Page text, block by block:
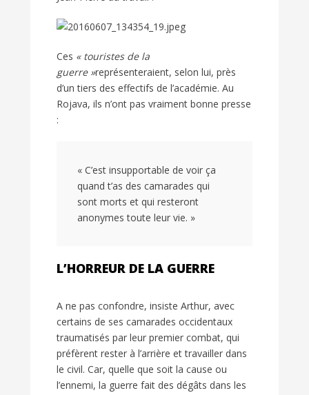
Ces « touristes de la
guerre »représenteraient, selon lui, près
d’un tiers des effectifs de l’académie. Au
Rojava, ils n’ont pas vraiment bonne presse
:
« C’est insupportable de voir ça
quand t’as des camarades qui
sont morts et qui resteront
anonymes toute leur vie. »
L’HORREUR DE LA GUERRE
A ne pas confondre, insiste Arthur, avec
certains de ses camarades occidentaux
traumatisés par leur premier combat, qui
préfèrent rester à l’arrière et travailler dans
le civil. Car, quelle que soit la cause ou
l’ennemi, la guerre fait des dégâts dans les